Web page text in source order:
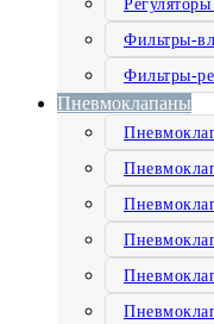
Фильтры-
Фильтры-
Пневмоклапаны